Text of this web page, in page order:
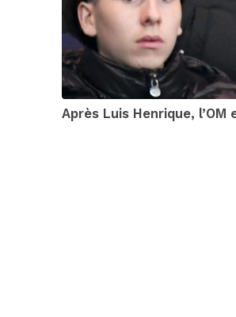
Après Luis Henrique,